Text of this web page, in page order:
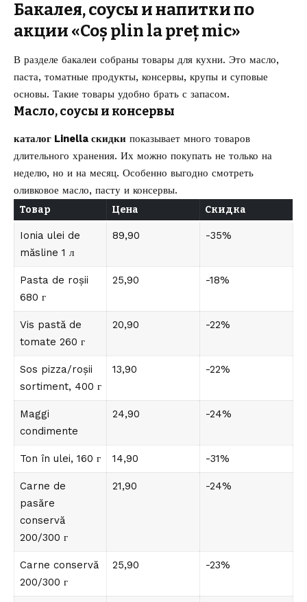
Бакалея, соусы и напитки по
акции «Coș plin la preț mic»
В разделе бакалеи собраны товары для кухни. Это масло,
паста, томатные продукты, консервы, крупы и суповые
основы. Такие товары удобно брать с запасом.
Масло, соусы и консервы
каталог Linella скидки показывает много товаров
длительного хранения. Их можно покупать не только на
неделю, но и на месяц. Особенно выгодно смотреть
оливковое масло, пасту и консервы.
Товар Цена Скидка
Ionia ulei de
măsline 1 л
89,90 -35%
Pasta de roșii
680 г
25,90 -18%
Vis pastă de
tomate 260 г
20,90 -22%
Sos pizza/roșii
sortiment, 400 г
13,90 -22%
Maggi
condimente
24,90 -24%
Ton în ulei, 160 г 14,90 -31%
Carne de
pasăre
conservă
200/300 г
21,90 -24%
Carne conservă
200/300 г
25,90 -23%